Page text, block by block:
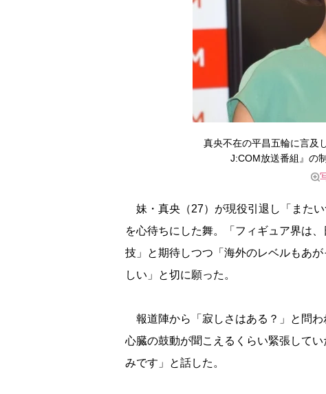
真央不在の平昌五輪に言及
J:COM放送番組』の
妹・真央（27）が現役引退し「また
を心待ちにした舞。「フィギュア界は
技」と期待しつつ「海外のレベルもあ
しい」と切に願った。
報道陣から「寂しさはある？」と問わ
心臓の鼓動が聞こえるくらい緊張して
みです」と話した。